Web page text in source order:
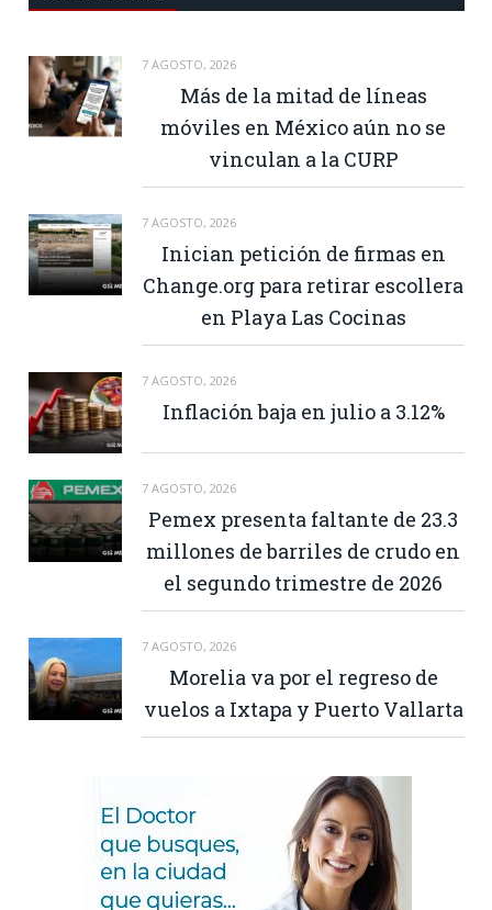
7 AGOSTO, 2026
Más de la mitad de líneas
móviles en México aún no se
vinculan a la CURP
7 AGOSTO, 2026
Inician petición de firmas en
Change.org para retirar escollera
en Playa Las Cocinas
7 AGOSTO, 2026
Inflación baja en julio a 3.12%
7 AGOSTO, 2026
Pemex presenta faltante de 23.3
millones de barriles de crudo en
el segundo trimestre de 2026
7 AGOSTO, 2026
Morelia va por el regreso de
vuelos a Ixtapa y Puerto Vallarta